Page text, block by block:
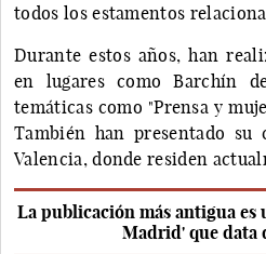
todos los estamentos
Durante estos años, han
en lugares como Barchín
temáticas como "Prensa y
También han presentado
Valencia, donde residen
La publicación más antigua
Madrid' que data